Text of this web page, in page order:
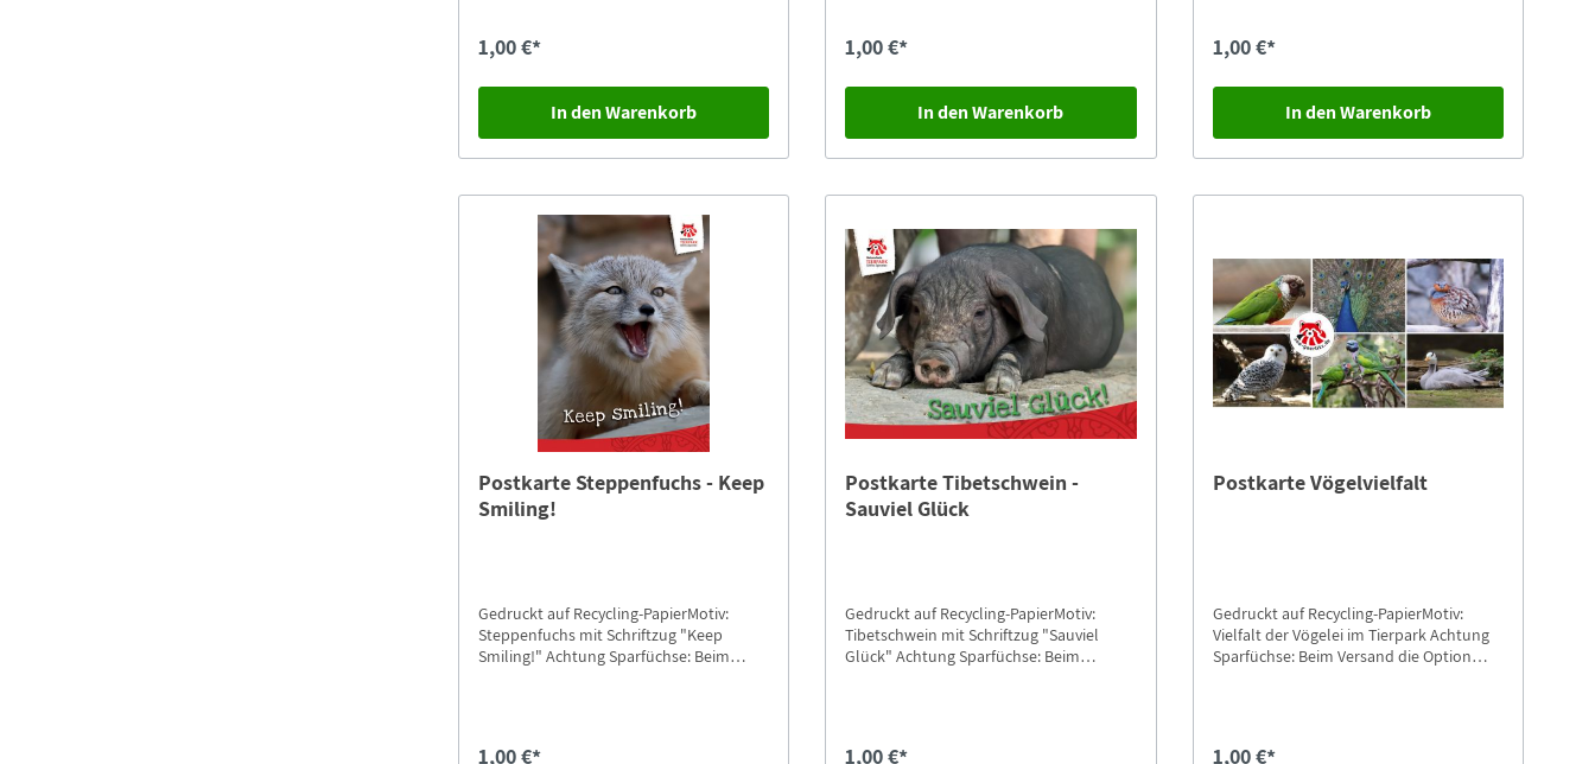
1,00 €*
In den Warenkorb
1,00 €*
In den Warenkorb
1,00 €*
In den Warenkorb
Postkarte Steppenfuchs - Keep
Smiling!
Gedruckt auf Recycling-PapierMotiv:
Steppenfuchs mit Schriftzug "Keep
Smiling!" Achtung Sparfüchse: Beim
1,00 €*
Postkarte Tibetschwein -
Sauviel Glück
Gedruckt auf Recycling-PapierMotiv:
Tibetschwein mit Schriftzug "Sauviel
Glück" Achtung Sparfüchse: Beim
1,00 €*
Postkarte Vögelvielfalt
Gedruckt auf Recycling-PapierMotiv:
Vielfalt der Vögelei im Tierpark Achtung
Sparfüchse: Beim Versand die Option
1,00 €*